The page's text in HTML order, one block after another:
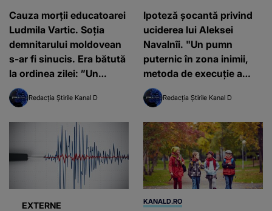
Cauza morții educatoarei
Ludmila Vartic. Soția
demnitarului moldovean
s-ar fi sinucis. Era bătută
la ordinea zilei: ”Un
mizerabil”
Redacția Știrile Kanal D
Ipoteză șocantă privind
uciderea lui Aleksei
Navalnîi. "Un pumn
puternic în zona inimii,
metoda de execuție a
KGB"
Redacția Știrile Kanal D
EXTERNE KANALD.RO